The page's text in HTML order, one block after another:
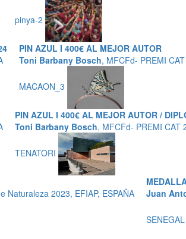
pinya-2
PIN AZUL I 400€ AL MEJOR AUTOR
Toni Barbany Bosch, MFCFd- PREMI
MACAON_3
PIN AZUL I 400€ AL MEJOR AUTOR /
Toni Barbany Bosch, MFCFd- PREMI CAT
TENATORI
Naturaleza 2023, EFIAP, ESPAÑA
Juan
SENEGAL